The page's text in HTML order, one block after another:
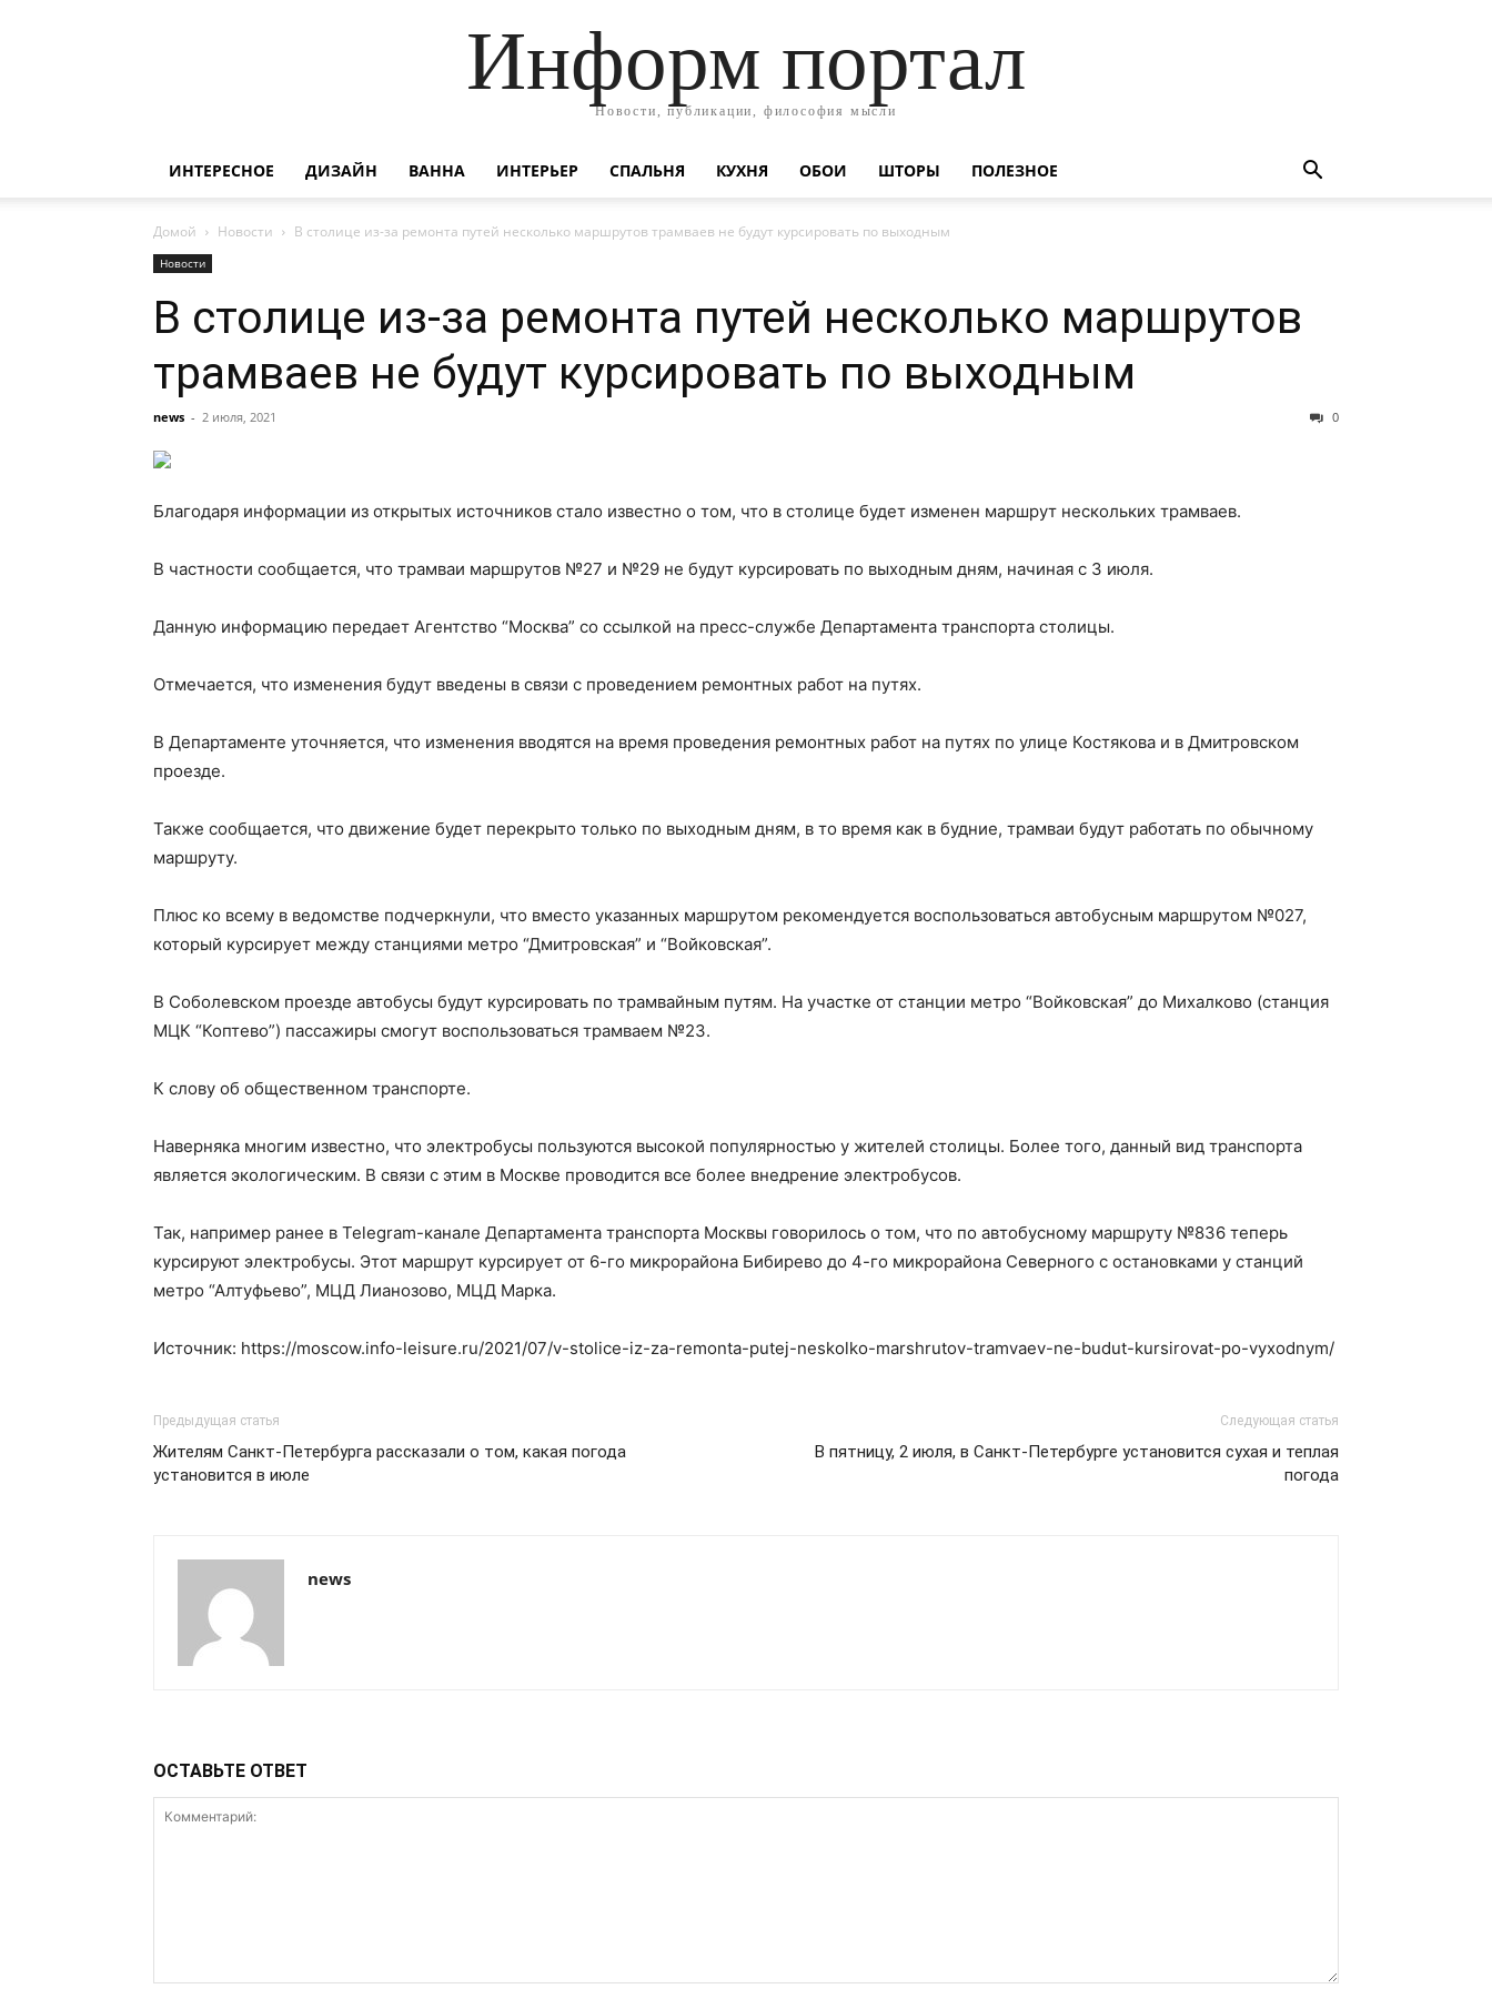
Информ портал
Новости, публикации, философия мысли
ИНТЕРЕСНОЕ ДИЗАЙН ВАННА ИНТЕРЬЕР СПАЛЬНЯ КУХНЯ ОБОИ ШТОРЫ ПОЛЕЗНОЕ
Домой Новости В столице из-за ремонта путей несколько маршрутов трамваев не будут курсировать по выходным
Новости
В столице из-за ремонта путей несколько маршрутов
трамваев не будут курсировать по выходным
news - 2 июля, 2021 0
Благодаря информации из открытых источников стало известно о том, что в столице будет изменен маршрут нескольких трамваев.
В частности сообщается, что трамваи маршрутов №27 и №29 не будут курсировать по выходным дням, начиная с 3 июля.
Данную информацию передает Агентство “Москва” со ссылкой на пресс-службе Департамента транспорта столицы.
Отмечается, что изменения будут введены в связи с проведением ремонтных работ на путях.
В Департаменте уточняется, что изменения вводятся на время проведения ремонтных работ на путях по улице Костякова и в Дмитровском
проезде.
Также сообщается, что движение будет перекрыто только по выходным дням, в то время как в будние, трамваи будут работать по обычному
маршруту.
Плюс ко всему в ведомстве подчеркнули, что вместо указанных маршрутом рекомендуется воспользоваться автобусным маршрутом №027,
который курсирует между станциями метро “Дмитровская” и “Войковская”.
В Соболевском проезде автобусы будут курсировать по трамвайным путям. На участке от станции метро “Войковская” до Михалково (станция
МЦК “Коптево”) пассажиры смогут воспользоваться трамваем №23.
К слову об общественном транспорте.
Наверняка многим известно, что электробусы пользуются высокой популярностью у жителей столицы. Более того, данный вид транспорта
является экологическим. В связи с этим в Москве проводится все более внедрение электробусов.
Так, например ранее в Telegram-канале Департамента транспорта Москвы говорилось о том, что по автобусному маршруту №836 теперь
курсируют электробусы. Этот маршрут курсирует от 6-го микрорайона Бибирево до 4-го микрорайона Северного с остановками у станций
метро “Алтуфьево”, МЦД Лианозово, МЦД Марка.
Источник: https://moscow.info-leisure.ru/2021/07/v-stolice-iz-za-remonta-putej-neskolko-marshrutov-tramvaev-ne-budut-kursirovat-po-vyxodnym/
Предыдущая статья
Жителям Санкт-Петербурга рассказали о том, какая погода
установится в июле
Следующая статья
В пятницу, 2 июля, в Санкт-Петербурге установится сухая и теплая
погода
news
ОСТАВЬТЕ ОТВЕТ